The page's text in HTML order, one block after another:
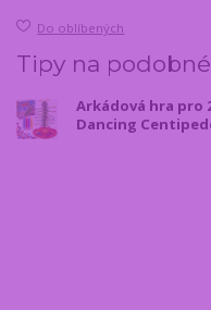
Do oblíbených
Tipy na
Arkádová hra pro
Dancing